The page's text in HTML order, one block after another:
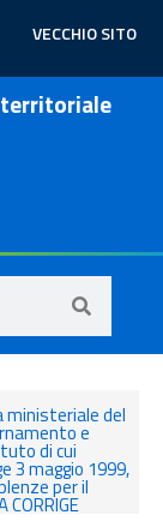
VECCHIO SITO
ministeriale del
e
di cui
3 maggio 1999,
per il